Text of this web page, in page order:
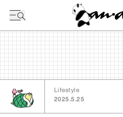
Lifestyle
2025.5.25